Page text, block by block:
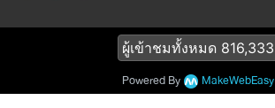
ผู้เข้าชมทั้งหมด 816,333
Powered By MakeWebEasy